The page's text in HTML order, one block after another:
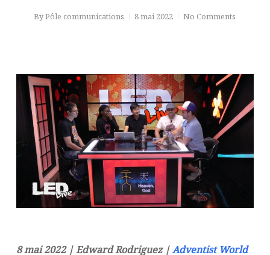
ByPôle communications 8 mai 2022 No Comments
8 mai 2022 | Edward Rodriguez |Adventist World